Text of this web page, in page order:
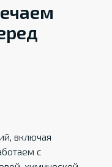
включая
с